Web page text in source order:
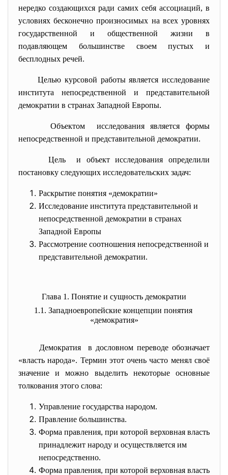
нередко создающихся ради самих себя ассоциаций, в
условиях бесконечно произносимых на всех уровнях
государственной и общественной жизни в
подавляющем большинстве своем пустых и
бесплодных речей.
Целью курсовой работы является исследование
института непосредственной и представительной
демократии в странах Западной Европы.
Объектом исследования является формы
непосредственной и представительной демократии.
Цель и объект исследования определили
постановку следующих исследовательских задач:
Раскрытие понятия «демократии»
Исследование института представительной и
непосредственной демократии в странах
Западной Европы
Рассмотрение соотношения непосредственной и
представительной демократии.
Глава 1. Понятие и сущность демократии
1.1. Западноевропейские концепции понятия
«демократия»
Демократия в дословном переводе обозначает
«власть народа». Термин этот очень часто менял своё
значение и можно выделить некоторые основные
толкования этого слова:
Управление государства народом.
Правление большинства.
Форма правления, при которой верховная власть
принадлежит народу и осуществляется им
непосредственно.
Форма правления, при которой верховная власть